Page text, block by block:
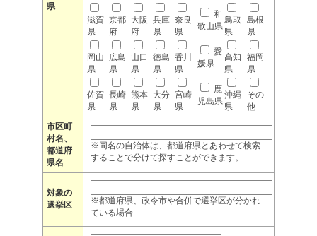
県
滋賀
県
京都
府
大阪
府
兵庫
県
奈良
県
和
歌山県
鳥取
県
島根
県
岡山
県
広島
県
山口
県
徳島
県
香川
県
愛
媛県
高知
県
福岡
県
佐賀
県
長崎
県
熊本
県
大分
県
宮崎
県
鹿
児島県
沖縄
県
その
他
市区町
村名、
都道府
県名
※同名の自治体は、都道府県とあわせて検索
することで分けて探すことができます。
対象の
選挙区
※都道府県、政令市や合併で選挙区が分かれ
ている場合